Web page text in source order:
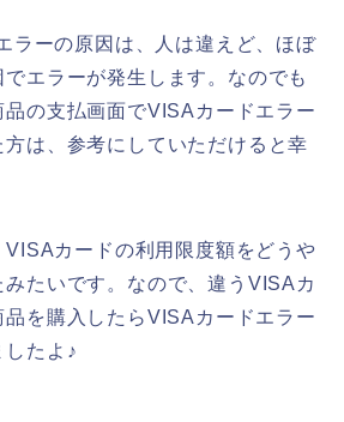
ラーの原因は、人は違えど、ほぼ
エラーが発生します。なのでも
品の支払画面でVISAカードエラー
は、参考にしていただけると幸
VISAカードの利用限度額をどうや
たいです。なので、違うVISAカ
を購入したらVISAカードエラー
たよ♪